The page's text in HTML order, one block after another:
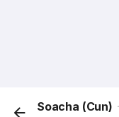
Soacha (Cun)